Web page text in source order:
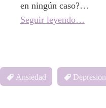
en ningún caso?…
Seguir leyendo…
Ansiedad Depresion